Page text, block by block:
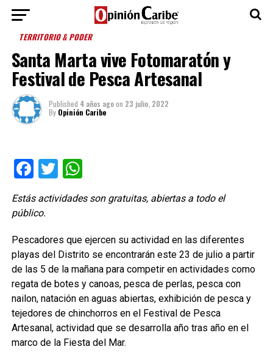
TERRITORIO & PODER
Santa Marta vive Fotomaratón y
Festival de Pesca Artesanal
Published 4 años agoon 23 julio, 2022
By Opinión Caribe
Facebook
TwitterWhatsApp
Estás actividades son gratuitas, abiertas a todo el
público.
Pescadores que ejercen su actividad en las diferentes
playas del Distrito se encontrarán este 23 de julio a partir
de las 5 de la mañana para competir en actividades como
regata de botes y canoas, pesca de perlas, pesca con
nailon, natación en aguas abiertas, exhibición de pesca y
tejedores de chinchorros en el Festival de Pesca
Artesanal, actividad que se desarrolla año tras año en el
marco de la Fiesta del Mar.